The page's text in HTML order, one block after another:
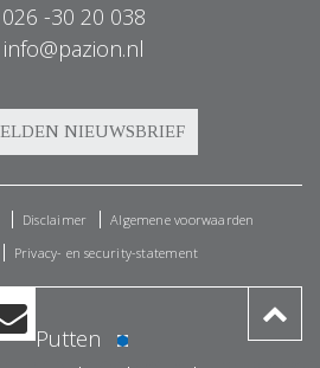
026 -30 20 038
info@pazion.nl
Disclaimer
Algemene voorwaarden
Privacy- en security-statement
Putten